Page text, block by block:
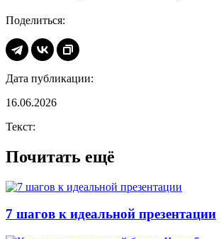
Поделиться:
Дата публикации:
16.06.2026
Текст:
Почитать ещё
7 шагов к идеальной презентации